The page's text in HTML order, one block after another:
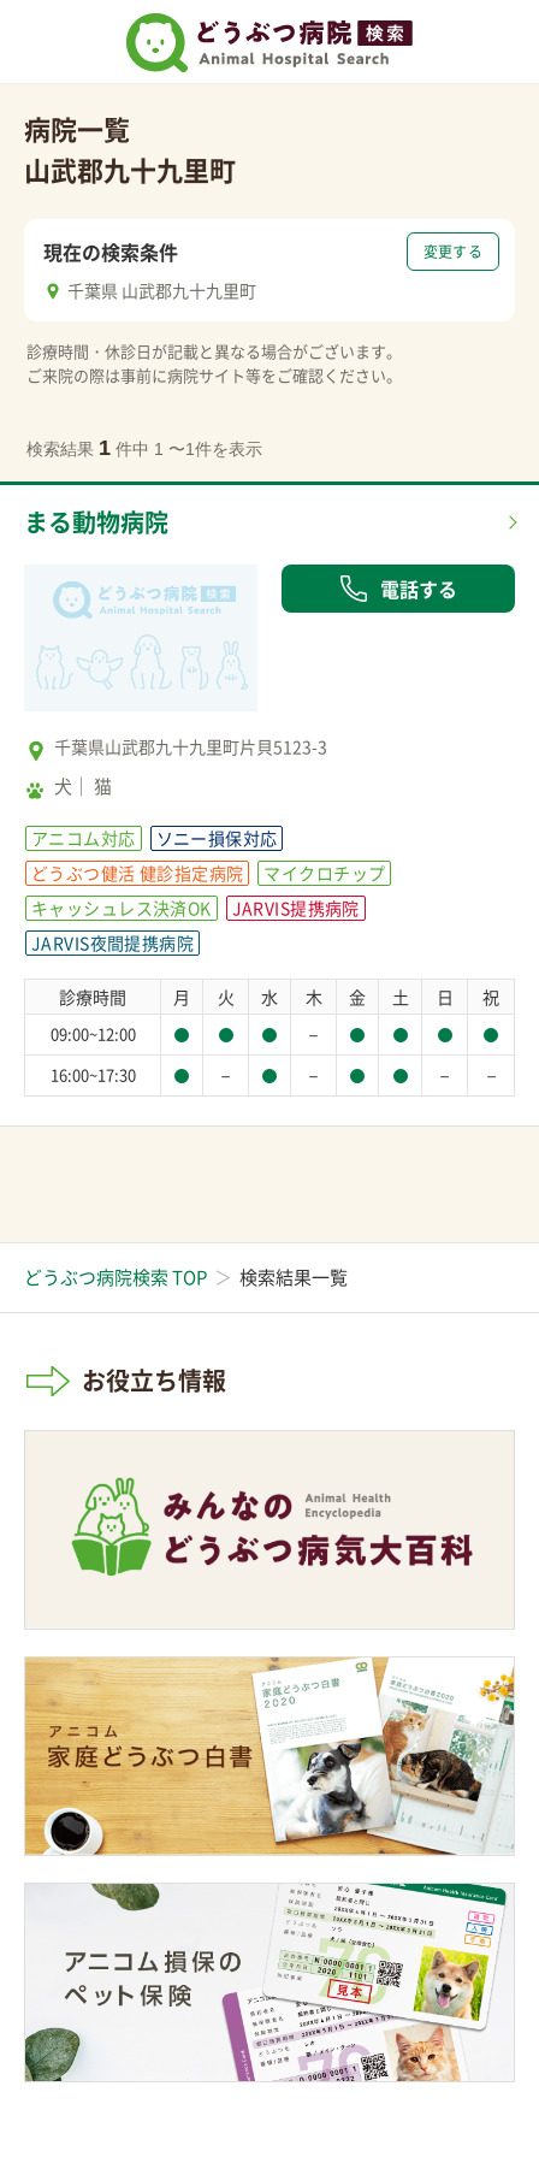
病院一覧
山武郡九十九里町
変更する
現在の検索条件
千葉県 山武郡九十九里町
診療時間・休診日が記載と異なる場合がございます。
ご来院の際は事前に病院サイト等をご確認ください。
検索結果 1 件中 1 〜1件を表示
まる動物病院
電話する
千葉県山武郡九十九里町片貝5123-3
犬 猫
アニコム対応
ソニー損保対応
どうぶつ健活 健診指定病院
マイクロチップ
キャッシュレス決済OK
JARVIS提携病院
JARVIS夜間提携病院
診療時間 月 火 水 木 金 土 日 祝
09:00~12:00 －
16:00~17:30 － － － －
どうぶつ病院検索 TOP 検索結果一覧
お役立ち情報